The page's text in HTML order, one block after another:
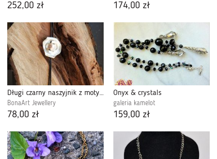
252,00 zł 174,00 zł
Długi czarny naszyjnik z motywem kwiatowym
BonaArt Jewellery
78,00 zł
Onyx & crystals
galeria kamelot
159,00 zł